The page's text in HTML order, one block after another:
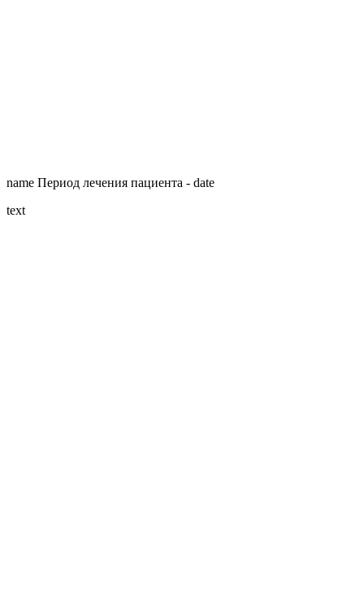
name Период лечения пациента - date
text